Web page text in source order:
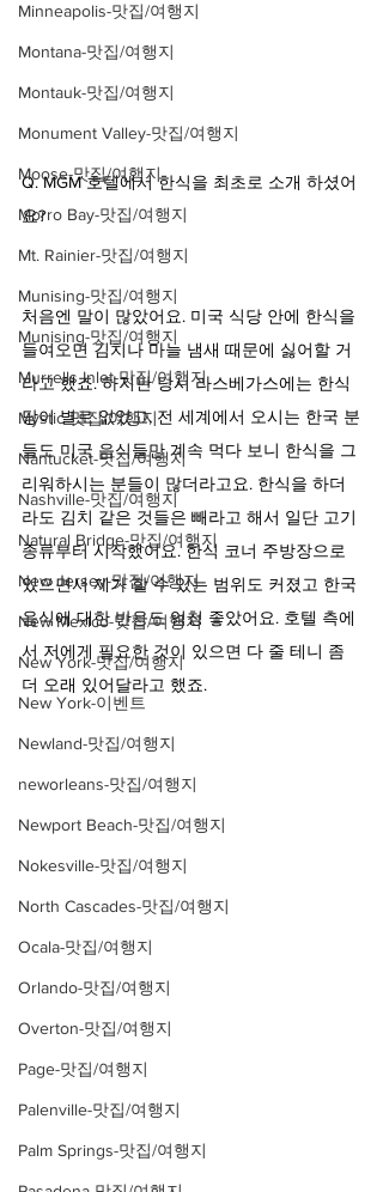
Minneapolis-맛집/여행지
Montana-맛집/여행지
Montauk-맛집/여행지
Monument Valley-맛집/여행지
Moose-맛집/여행지
Morro Bay-맛집/여행지
Mt. Rainier-맛집/여행지
Munising-맛집/여행지
Munising-맛집/여행지
Murrells Inlet-맛집/여행지
Mystic-맛집/여행지
Nantucket-맛집/여행지
Nashville-맛집/여행지
Natural Bridge-맛집/여행지
New Jersey-맛집/여행지
New Mexico-맛집/여행지
New York-맛집/여행지
New York-이벤트
Newland-맛집/여행지
neworleans-맛집/여행지
Newport Beach-맛집/여행지
Nokesville-맛집/여행지
North Cascades-맛집/여행지
Ocala-맛집/여행지
Orlando-맛집/여행지
Overton-맛집/여행지
Page-맛집/여행지
Palenville-맛집/여행지
Palm Springs-맛집/여행지
Q. MGM 호텔에서 한식을 최초로 소개 하셨어
요?
처음엔 말이 많았어요. 미국 식당 안에 한식을
들여오면 김치나 마늘 냄새 때문에 싫어할 거
라고 했죠. 하지만 당시 라스베가스에는 한식
당이 별로 없었고, 전 세계에서 오시는 한국 분
들도 미국 음식들만 계속 먹다 보니 한식을 그
리워하시는 분들이 많더라고요. 한식을 하더
라도 김치 같은 것들은 빼라고 해서 일단 고기
종류부터 시작했어요. 한식 코너 주방장으로
있으면서 제가 할 수 있는 범위도 커졌고 한국
음식에 대한 반응도 엄청 좋았어요. 호텔 측에
서 저에게 필요한 것이 있으면 다 줄 테니 좀
더 오래 있어달라고 했죠.